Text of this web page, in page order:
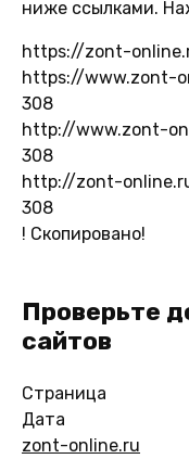
ниже ссылками.
https://zont-
https://www.zont-
308
http://www.zont-
308
http://zont-
308
! Скопировано!
Проверьте
сайтов
Страница
Дата
zont-online.ru